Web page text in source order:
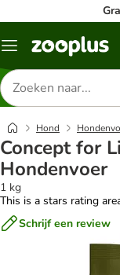
Menu
Zoeken
naar
producten
Hond
Concept for
Hondenvoer
1 kg
This is a stars rating
Schrijf een review